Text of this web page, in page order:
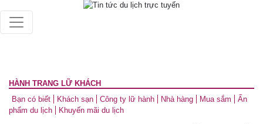
HÀNH TRANG LỮ KHÁCH
Bạn có biết
Khách sạn Công ty lữ hành Nhà hàng Mua sắm
Ấn
phẩm du lịch
Khuyến mãi du lịch